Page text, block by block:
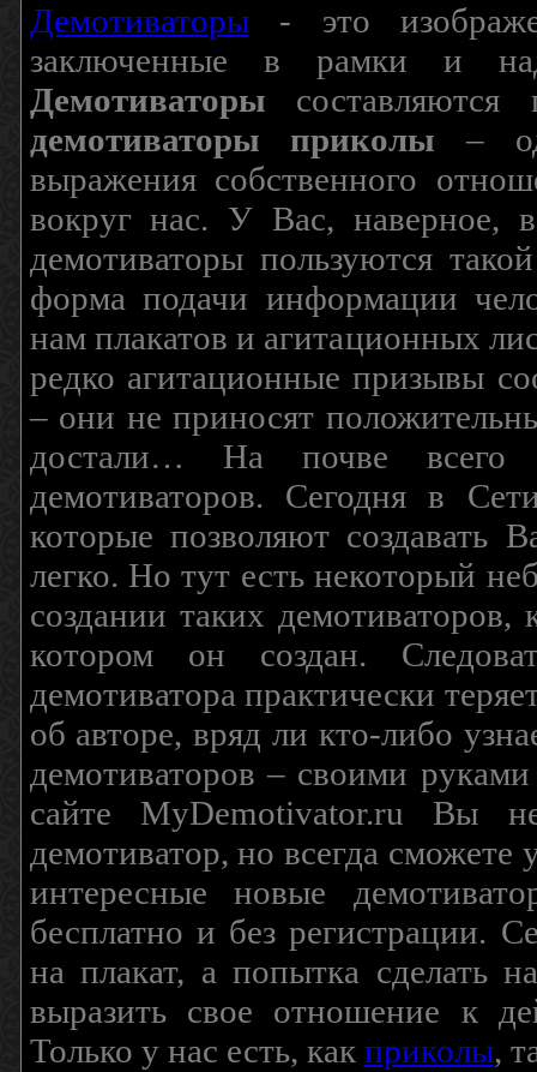
Демотиваторы- это
заключенные в рамки и
Демотиваторы составляются
демотиваторы приколы –
выражения собственного
вокруг нас. У Вас, наверное,
демотиваторы пользуются
форма подачи информации
нам плакатов и агитационных
редко агитационные призывы
– они не приносят
достали… На почве всего
демотиваторов. Сегодня в
которые позволяют создавать
легко. Но тут есть некоторый
создании таких
котором он создан.
демотиватора практически
об авторе, вряд ли кто-либо
демотиваторов – своими
сайте MyDemotivator.ru Вы
демотиватор, но всегда сможете
интересные новые
бесплатно и без регистрации.
на плакат, а попытка
выразить свое отношение к
Только у нас есть, как приколы,